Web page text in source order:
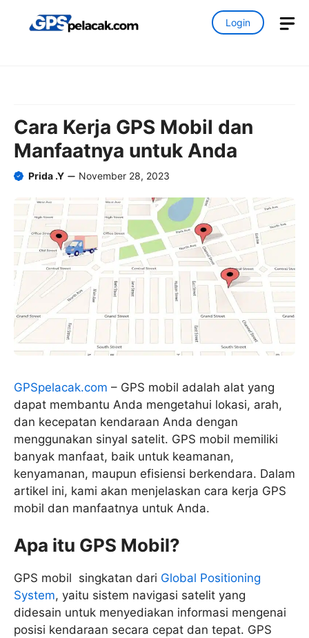
Login
Cara Kerja GPS Mobil dan
Manfaatnya untuk Anda
Prida .Y November 28, 2023
GPSpelacak.com – GPS mobil adalah alat yang
dapat membantu Anda mengetahui lokasi, arah,
dan kecepatan kendaraan Anda dengan
menggunakan sinyal satelit. GPS mobil memiliki
banyak manfaat, baik untuk keamanan,
kenyamanan, maupun efisiensi berkendara. Dalam
artikel ini, kami akan menjelaskan cara kerja GPS
mobil dan manfaatnya untuk Anda.
Apa itu GPS Mobil?
GPS mobil singkatan dari Global Positioning
System, yaitu sistem navigasi satelit yang
didesain untuk menyediakan informasi mengenai
posisi kendaraan secara cepat dan tepat. GPS